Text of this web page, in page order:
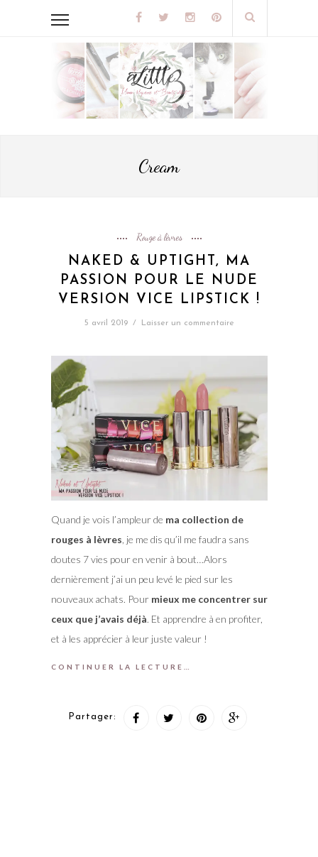
Cream
Rouge à lèvres
NAKED & UPTIGHT, MA
PASSION POUR LE NUDE
VERSION VICE LIPSTICK !
5 avril 2019 / Laisser un commentaire
Quand je vois l’ampleur de ma collection de
rouges à lèvres , je me dis qu’il me faudra sans
doutes 7 vies pour en venir à bout…Alors
dernièrement j’ai un peu levé le pied sur les
nouveaux achats. Pour mieux me concentrer sur
ceux que j’avais déjà. Et apprendre à en profiter,
et à les apprécier à leur juste valeur !
CONTINUER LA LECTURE…
Partager: